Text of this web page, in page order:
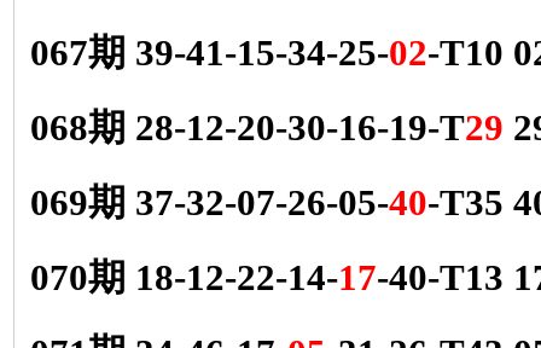
067期 39-41-15-34-25-02-T10
068期 28-12-20-30-16-19-T29
069期 37-32-07-26-05-40-T35
070期 18-12-22-14-17-40-T13